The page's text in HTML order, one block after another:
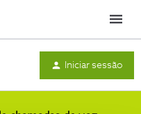
Menu
Iniciar sessão